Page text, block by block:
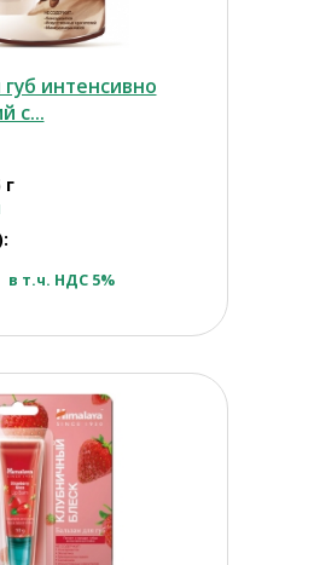
интенсивно
с...
г
в т.ч. НДС 5%